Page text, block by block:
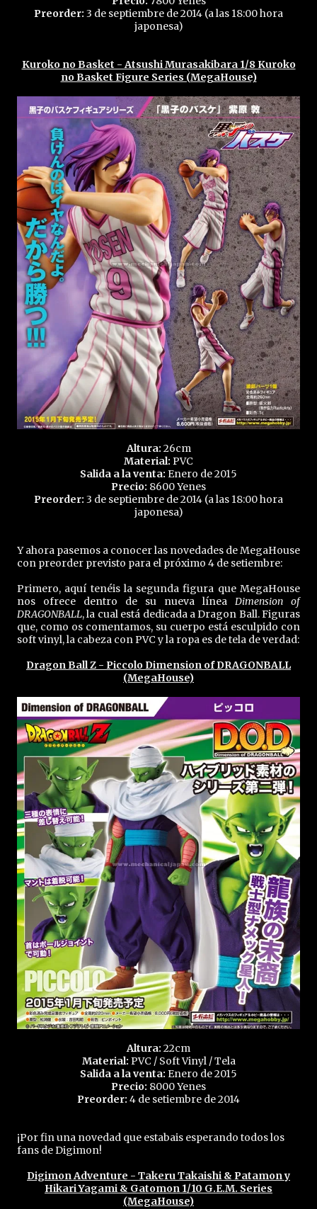
Preorder: 3 de septiembre de 2014 (a las 18:00 hora
japonesa)
Kuroko no Basket - Atsushi Murasakibara 1/8 Kuroko
no Basket Figure Series (MegaHouse)
Altura: 26cm
Material: PVC
Salida a la venta: Enero de 2015
Precio: 8600 Yenes
Preorder: 3 de septiembre de 2014 (a las 18:00 hora
japonesa)
Y ahora pasemos a conocer las novedades de MegaHouse
con preorder previsto para el próximo 4 de setiembre:
Primero, aquí tenéis la segunda figura que MegaHouse
nos ofrece dentro de su nueva línea Dimension of
DRAGONBALL, la cual está dedicada a Dragon Ball. Figuras
que, como os comentamos, su cuerpo está esculpido con
soft vinyl, la cabeza con PVC y la ropa es de tela de verdad:
Dragon Ball Z - Piccolo Dimension of DRAGONBALL
(MegaHouse)
Altura: 22cm
Material: PVC / Soft Vinyl / Tela
Salida a la venta: Enero de 2015
Precio: 8000 Yenes
Preorder: 4 de setiembre de 2014
¡Por fin una novedad que estabais esperando todos los
fans de Digimon!
Digimon Adventure - Takeru Takaishi & Patamon y
Hikari Yagami & Gatomon 1/10 G.E.M. Series
(MegaHouse)